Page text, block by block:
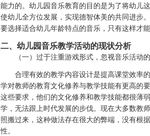
能力的。幼儿园音乐教育的目的是为了将幼儿
使幼儿全方位发展，实现德智体美的共同进步
要选择适合幼儿年龄特点的音乐，只有这样才
二、幼儿园音乐教学活动的现状分析
（一）过于注重游戏形式，忽视音乐活动
合理有效的教学内容设计是提高课堂效率
学对教师的教育文化修养与教学技能有更高的
这些要求，他们的文化修养和教学技能都很薄
学，无法跟上时代发展的步伐。现在大多数教
照搬过来，这种做法存在很大的弊端，没有根
性。